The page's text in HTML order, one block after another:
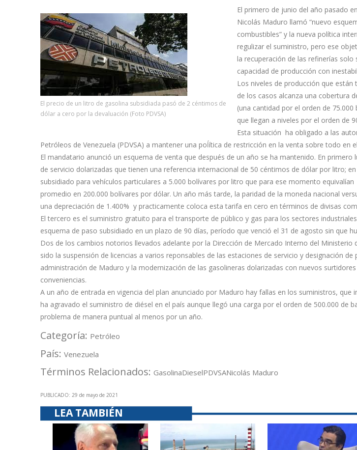
El precio de un litro de gasolina subsidiada pasó de 2 céntimos de
dólar a cero por la devaluación (Foto PDVSA)
El primero de junio del año pasado
Nicolás Maduro llamó “nuevo
combustibles” y la nueva política
regulizar el suministro, pero ese
la recuperación de las refinerías solo
capacidad de producción con
Los niveles de producción que
de los casos alcanza una cobertura
(una cantidad por el orden de
que llegan a niveles por el orden de
Esta situación ha obligado a las
Petróleos de Venezuela (PDVSA) a mantener una poĺítica de restricción en la venta sobre todo en
El mandatario anunció un esquema de venta que después de un año se ha mantenido. En primero
de servicio dolarizadas que tienen una referencia internacional de 50 céntimos de dólar por litro;
subsidiado para vehículos particulares a 5.000 bolívares por litro que para ese momento
promedio en 200.000 bolívares por dólar. Un año más tarde, la paridad de la moneda nacional
una depreciación de 1.400% y practicamente coloca esta tarifa en cero en términos de divisas
El tercero es el suministro gratuito para el transporte de público y gas para los sectores
esquema de paso subsidiado en un plazo de 90 días, período que venció el 31 de agosto sin que
Dos de los cambios notorios llevados adelante por la Dirección de Mercado Interno del Ministerio
sido la suspensión de licencias a varios reponsables de las estaciones de servicio y designación de
administración de Maduro y la modernización de las gasolineras dolarizadas con nuevos
conveniencias.
A un año de entrada en vigencia del plan anunciado por Maduro hay fallas en los suministros, que
ha agravado el suministro de diésel en el país aunque llegó una carga por el orden de 500.000 de
problema de manera puntual al menos por un año.
Categoría: Petróleo
País: Venezuela
Términos Relacionados: GasolinaDieselPDVSANicolás Maduro
PUBLICADO: 29 de mayo de 2021
LEA TAMBIÉN